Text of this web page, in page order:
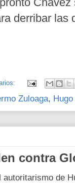
derribar las
Zuloaga,
contra
autoritarismo de